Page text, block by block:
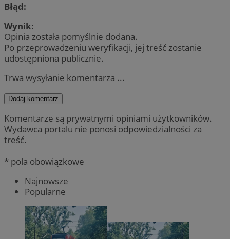
Błąd:
Wynik:
Opinia została pomyślnie dodana.
Po przeprowadzeniu weryfikacji, jej treść zostanie
udostępniona publicznie.
Trwa wysyłanie komentarza ...
Dodaj komentarz
Komentarze są prywatnymi opiniami użytkowników.
Wydawca portalu nie ponosi odpowiedzialności za
treść.
* pola obowiązkowe
Najnowsze
Popularne